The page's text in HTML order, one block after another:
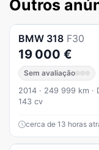
Outros
BMW 318 F30
19 000 €
Sem avaliação
2014 · 249 999 km ·
143 cv
cerca de 13 horas